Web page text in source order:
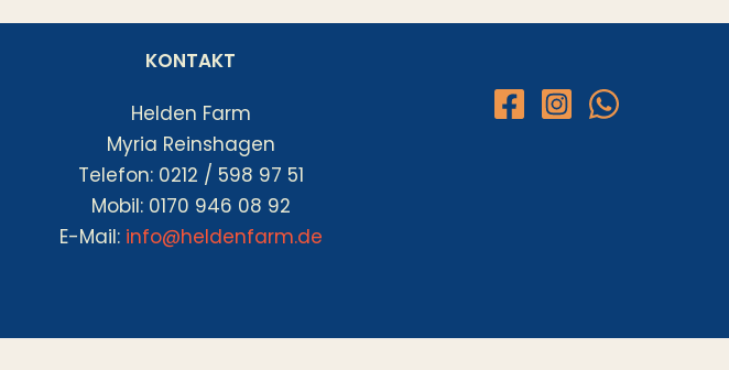
KONTAKT
Helden Farm
Myria Reinshagen
Telefon: 0212 / 598 97 51
Mobil: 0170 946 08 92
E-Mail: info@heldenfarm.de